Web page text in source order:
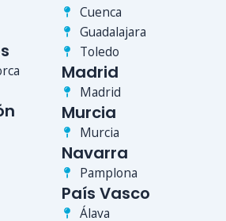
Cuenca
Guadalajara
Toledo
Madrid
Madrid
Murcia
Murcia
Navarra
Pamplona
País Vasco
Álava